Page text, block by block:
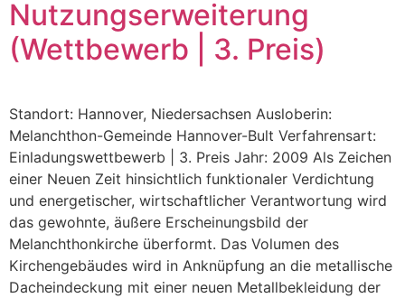
Nutzungserweiterung
(Wettbewerb | 3. Preis)
Standort: Hannover, Niedersachsen Ausloberin:
Melanchthon-Gemeinde Hannover-Bult Verfahrensart:
Einladungswettbewerb | 3. Preis Jahr: 2009 Als Zeichen
einer Neuen Zeit hinsichtlich funktionaler Verdichtung
und energetischer, wirtschaftlicher Verantwortung wird
das gewohnte, äußere Erscheinungsbild der
Melanchthonkirche überformt. Das Volumen des
Kirchengebäudes wird in Anknüpfung an die metallische
Dacheindeckung mit einer neuen Metallbekleidung der